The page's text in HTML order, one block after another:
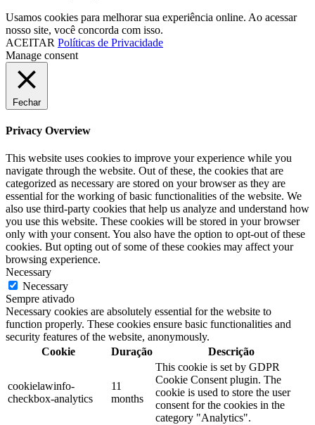
Usamos cookies para melhorar sua experiência online. Ao acessar
nosso site, você concorda com isso.
ACEITAR Políticas de Privacidade
Manage consent
Fechar
Privacy Overview
This website uses cookies to improve your experience while you
navigate through the website. Out of these, the cookies that are
categorized as necessary are stored on your browser as they are
essential for the working of basic functionalities of the website. We
also use third-party cookies that help us analyze and understand how
you use this website. These cookies will be stored in your browser
only with your consent. You also have the option to opt-out of these
cookies. But opting out of some of these cookies may affect your
browsing experience.
Necessary
Necessary
Sempre ativado
Necessary cookies are absolutely essential for the website to
function properly. These cookies ensure basic functionalities and
security features of the website, anonymously.
Cookie
Duração Descrição
cookielawinfo-
checkbox-analytics
11
months
This cookie is set by GDPR
Cookie Consent plugin. The
cookie is used to store the user
consent for the cookies in the
category "Analytics".